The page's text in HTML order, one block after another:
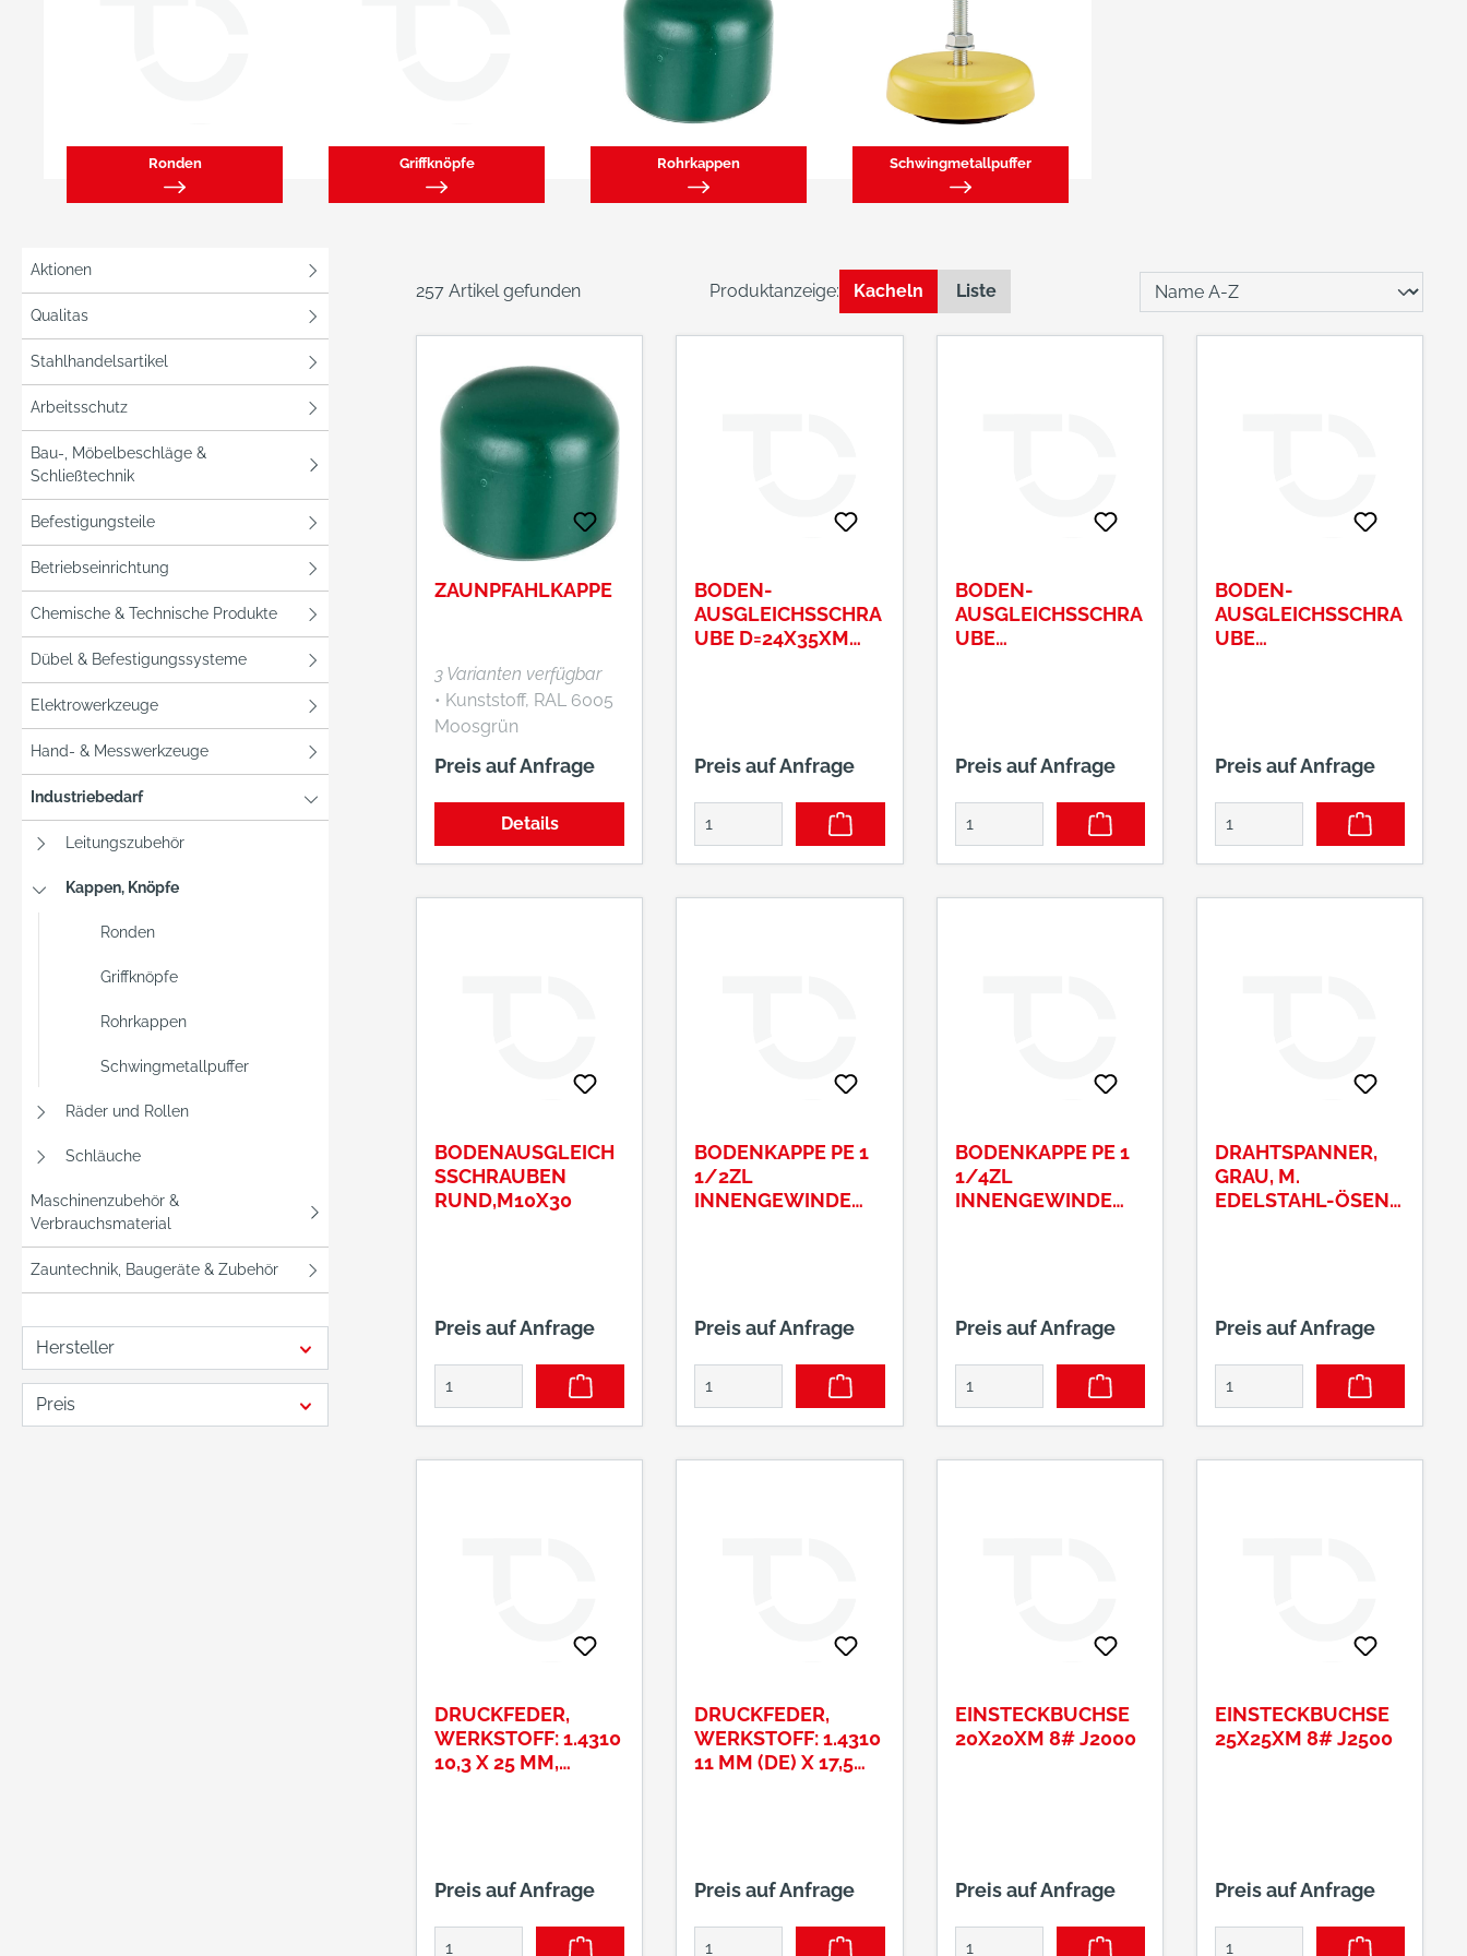
Ronden Griffknöpfe Rohrkappen Schwingmetallpuffer
Aktionen
Qualitas
Stahlhandelsartikel
Arbeitsschutz
Bau-, Möbelbeschläge &
Schließtechnik
Befestigungsteile
Betriebseinrichtung
Chemische & Technische Produkte
Dübel & Befestigungssysteme
Elektrowerkzeuge
Hand- & Messwerkzeuge
Industriebedarf
Leitungszubehör
Kappen, Knöpfe
Ronden
Griffknöpfe
Rohrkappen
Schwingmetallpuffer
Räder und Rollen
Schläuche
Maschinenzubehör &
Verbrauchsmaterial
Zauntechnik, Baugeräte & Zubehör
Hersteller
Preis
257 Artikel gefunden Produktanzeige: Kacheln Liste
ZAUNPFAHLKAPPE
3 Varianten verfügbar
• Kunststoff, RAL 6005
Moosgrün
Preis auf Anfrage
Details
BODEN-
AUSGLEICHSSCHRA
UBE D=24X35XM
Preis auf Anfrage
BODEN-
AUSGLEICHSSCHRA
UBE
Preis auf Anfrage
BODEN-
AUSGLEICHSSCHRA
UBE
Preis auf Anfrage
BODENAUSGLEICH
SSCHRAUBEN
RUND,M10X30
Preis auf Anfrage
BODENKAPPE PE 1
1/2ZL
INNENGEWINDE
Preis auf Anfrage
BODENKAPPE PE 1
1/4ZL
INNENGEWINDE
Preis auf Anfrage
DRAHTSPANNER,
GRAU, M.
EDELSTAHL-ÖSEN,
Preis auf Anfrage
DRUCKFEDER,
WERKSTOFF: 1.4310
10,3 X 25 MM,
Preis auf Anfrage
DRUCKFEDER,
WERKSTOFF: 1.4310
11 MM (DE) X 17,5
Preis auf Anfrage
EINSTECKBUCHSE
20X20XM 8# J2000
Preis auf Anfrage
EINSTECKBUCHSE
25X25XM 8# J2500
Preis auf Anfrage